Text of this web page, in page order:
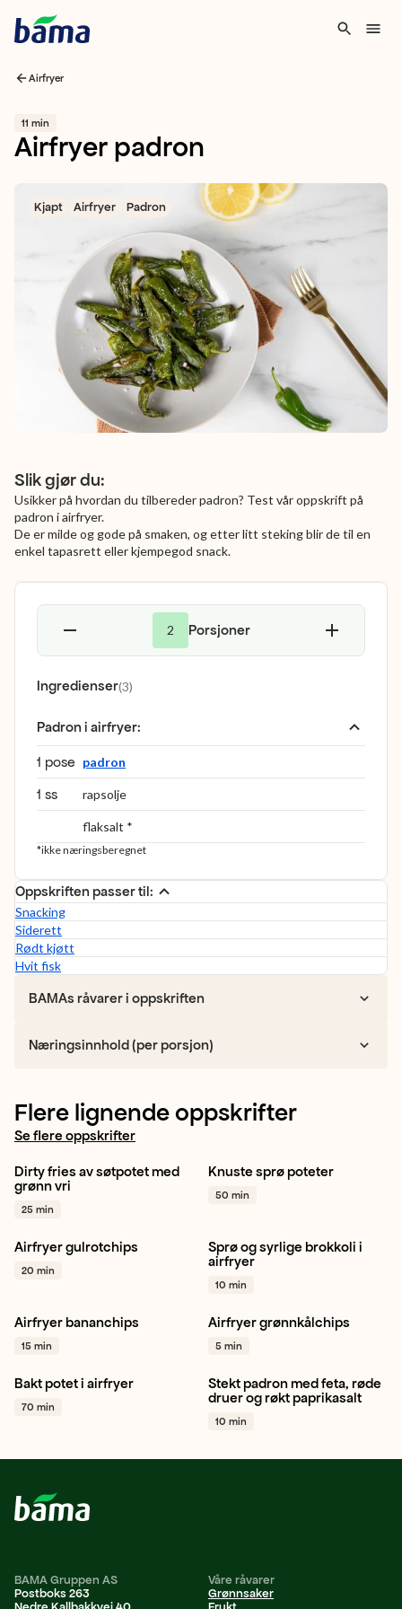
Airfryer
11 min
Airfryer padron
Kjapt Airfryer Padron
Slik gjør du:
Usikker på hvordan du tilbereder padron? Test vår oppskrift på
padron i airfryer.
De er milde og gode på smaken, og etter litt steking blir de til en
enkel tapasrett eller kjempegod snack.
2 Porsjoner
Ingredienser(3)
Padron i airfryer:
1 pose padron
1 ss rapsolje
flaksalt *
*ikke næringsberegnet
Oppskriften passer til:
Snacking
Siderett
Rødt kjøtt
Hvit fisk
BAMAs råvarer i oppskriften
Næringsinnhold (per porsjon)
Flere lignende oppskrifter
Se flere oppskrifter
Jalapeño
Snacking
Dirty fries av søtpotet med
grønn vri
25 min
Potet Kjapt Airfryer
Knuste sprø poteter
50 min
Snacking Kjapt
Airfryer
+ 1
Airfryer gulrotchips
20 min
Brokkoli Snacking
Kjapt
Sprø og syrlige brokkoli i
airfryer
10 min
Banan Snacking
+ 1
Airfryer bananchips
15 min
Grønnkål
Snacking
Kjapt
Airfryer grønnkålchips
5 min
Potet
Hverdagsmat
Kjapt
Bakt potet i airfryer
70 min
Snacking Kjapt
Padron
Stekt padron med feta, røde
druer og røkt paprikasalt
10 min
BAMA Gruppen AS
Postboks 263
Våre råvarer
Grønnsaker